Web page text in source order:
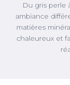
Du gris perle
ambiance
matières
chaleureux et